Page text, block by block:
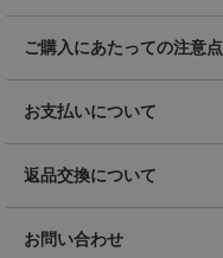
ご購入にあたっての注意点
お支払いについて
返品交換について
お問い合わせ